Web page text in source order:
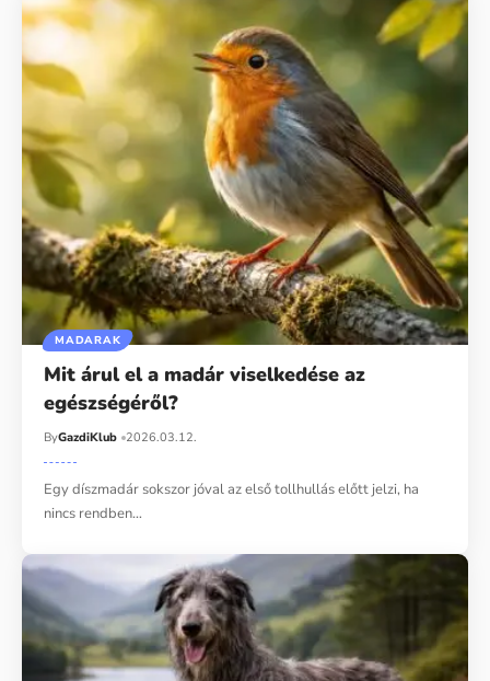
MADARAK
Mit árul el a madár viselkedése az
egészségéről?
ByGazdiKlub 2026.03.12.
Egy díszmadár sokszor jóval az első tollhullás előtt jelzi, ha
nincs rendben…